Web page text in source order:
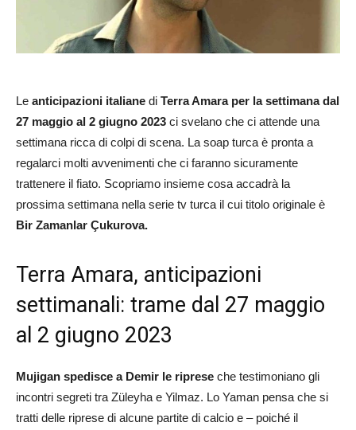
Le anticipazioni italiane di Terra Amara per la settimana dal
27 maggio al 2 giugno 2023 ci svelano che ci attende una
settimana ricca di colpi di scena. La soap turca è pronta a
regalarci molti avvenimenti che ci faranno sicuramente
trattenere il fiato. Scopriamo insieme cosa accadrà la
prossima settimana nella serie tv turca il cui titolo originale è
Bir Zamanlar Çukurova.
Terra Amara, anticipazioni
settimanali: trame dal 27 maggio
al 2 giugno 2023
Mujigan spedisce a Demir le riprese che testimoniano gli
incontri segreti tra Züleyha e Yilmaz. Lo Yaman pensa che si
tratti delle riprese di alcune partite di calcio e – poiché il